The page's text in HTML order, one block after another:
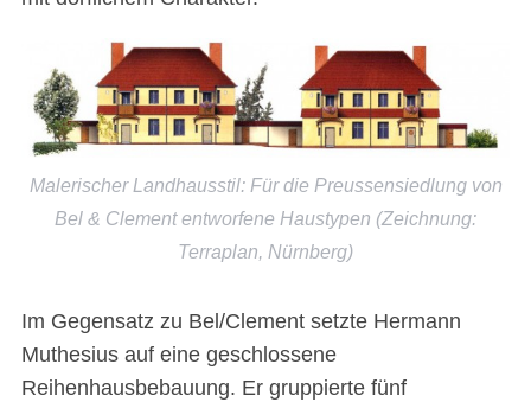
Malerischer Landhausstil: Für die Preussensiedlung von
Bel & Clement entworfene Haustypen (Zeichnung:
Terraplan, Nürnberg)
Im Gegensatz zu Bel/Clement setzte Hermann
Muthesius auf eine geschlossene
Reihenhausbebauung. Er gruppierte fünf